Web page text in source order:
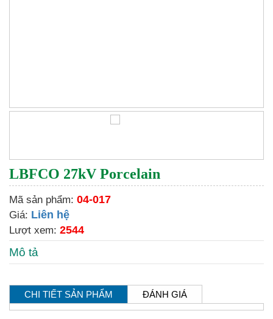
LBFCO 27kV Porcelain
Mã sản phẩm: 04-017
Giá: Liên hệ
Lượt xem: 2544
Mô tả
CHI TIẾT SẢN PHẨM ĐÁNH GIÁ